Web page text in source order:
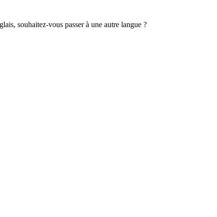
souhaitez-vous passer à une autre langue ?